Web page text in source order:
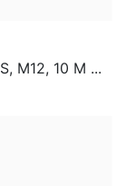
M12, 10 М ...